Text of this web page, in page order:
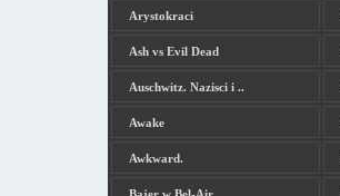
Arystokraci
Ash vs Evil Dead
Auschwitz. Nazisci i ..
Awake
Awkward.